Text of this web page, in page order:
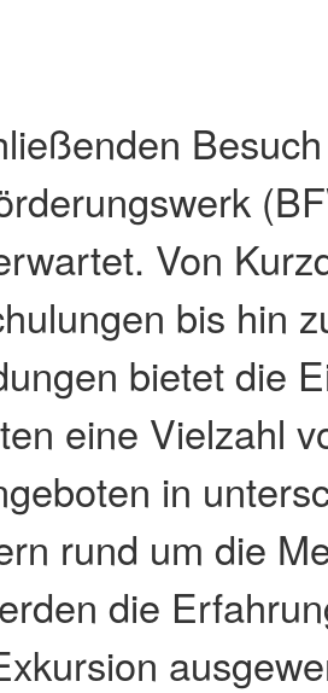
Von
bis hin
bietet die
eine Vielzahl
in
rund um die
die